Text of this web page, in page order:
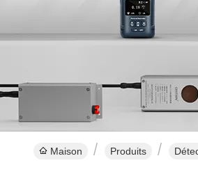
Maison Produits